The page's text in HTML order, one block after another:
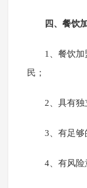
四、餐饮
1、餐饮
民；
2、具有独
3、有足够
4、有风险